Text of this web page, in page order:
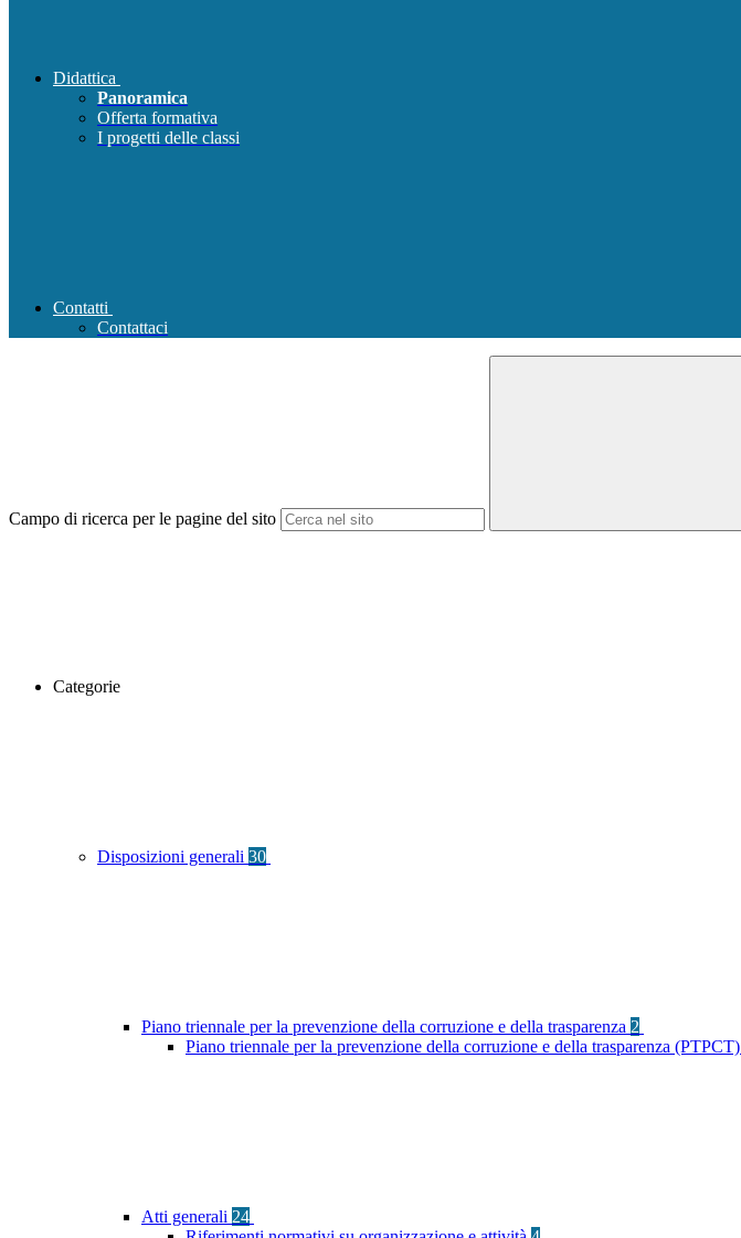
Didattica
Panoramica
Offerta formativa
I progetti delle classi
Contatti
Contattaci
Campo di ricerca per le pagine del sito
Categorie
Disposizioni generali 30
Piano triennale per la prevenzione della corruzione e della trasparenza 2
Piano triennale per la prevenzione della corruzione e della trasparenza (PTPCT)
Atti generali 24